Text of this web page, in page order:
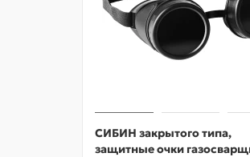
СИБИН закрытого типа,
защитные очки